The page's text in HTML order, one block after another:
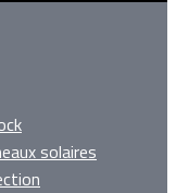
solaires